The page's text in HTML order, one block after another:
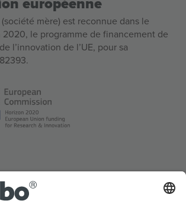
européenne
mère) est reconnue dans le
2020, le programme de financement de
l’innovation de l’UE, pour sa